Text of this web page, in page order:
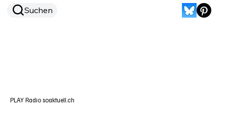
Suchen
PLAY Radio soaktuell.ch